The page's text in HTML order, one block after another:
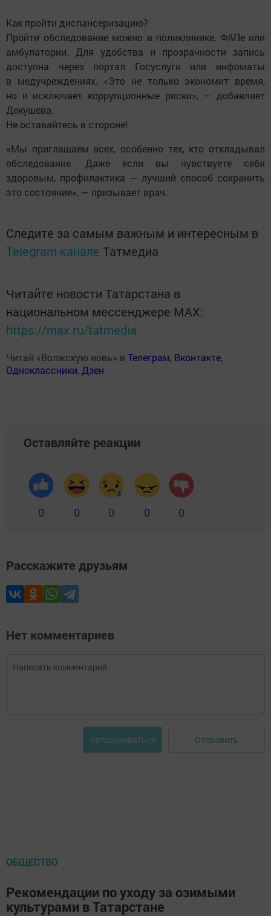
Как пройти диспансеризацию?
Пройти обследование можно в поликлинике, ФАПе или
амбулатории. Для удобства и прозрачности запись
доступна через портал Госуслуги или инфоматы
в медучреждениях. «Это не только экономит время,
но и исключает коррупционные риски», — добавляет
Декушева.
Не оставайтесь в стороне!
«Мы приглашаем всех, особенно тех, кто откладывал
обследование. Даже если вы чувствуете себя
здоровым, профилактика — лучший способ сохранить
это состояние», — призывает врач.
Следите за самым важным и интересным в
Telegram-канале Татмедиа
Читайте новости Татарстана в
национальном мессенджере MАХ:
https://max.ru/tatmedia
Читай «Волжскую новь» в Телеграм, Вконтакте,
Одноклассники, Дзен
Оставляйте реакции
0 0 0 0 0
Расскажите друзьям
Нет комментариев
Авторизоваться Отправить
ОБЩЕСТВО
Рекомендации по уходу за озимыми
культурами в Татарстане